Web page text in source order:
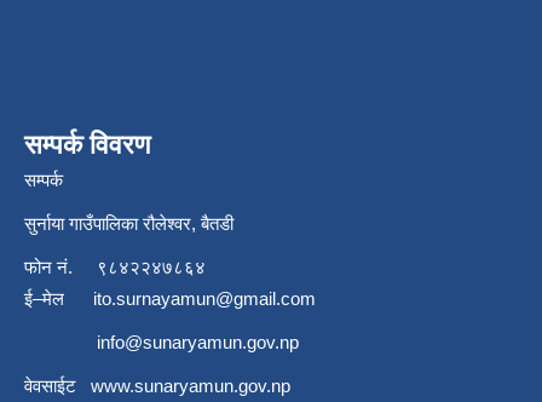
सम्पर्क विवरण
सम्पर्क
सुर्नाया गाउँपालिका रौलेश्वर, बैतडी
फोन नं.
९८४२२४७८६४
ई–मेल ito.surnayamun@gmail.com
info@sunaryamun.gov.np
वेवसाईट www.sunaryamun.gov.np